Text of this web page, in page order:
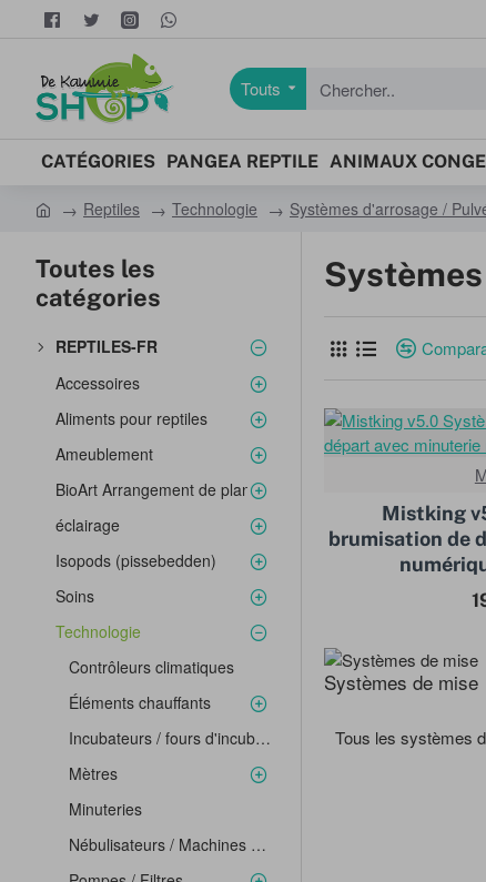
Touts
Chercher..
CATÉGORIES PANGEA REPTILE ANIMAUX
m
e
Reptiles Technologie Systèmes d'arrosage /
Toutes les
catégories
REPTILES-FR
Accessoires
Aliments pour reptiles
Ameublement
BioArt Arrangement de plantes dans un bol en verre
éclairage
Isopods (pissebedden)
Soins
Technologie
Contrôleurs climatiques
Éléments chauffants
Incubateurs / fours d'incubation
Mètres
Minuteries
Nébulisateurs / Machines à brume
Systèmes de mise
Tous les systèmes
Mistking
brumisation de